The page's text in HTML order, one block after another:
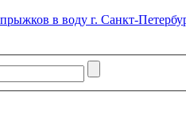
в воду г. Санкт-